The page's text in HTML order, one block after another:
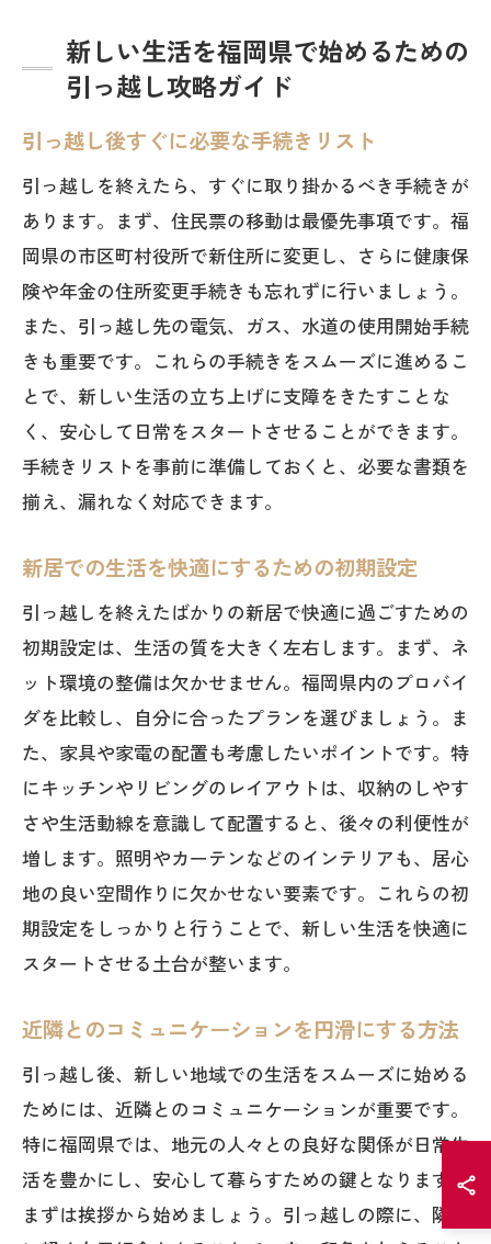
新しい生活を福岡県で始めるための
引っ越し攻略ガイド
引っ越し後すぐに必要な手続きリスト
引っ越しを終えたら、すぐに取り掛かるべき手続きが
あります。まず、住民票の移動は最優先事項です。福
岡県の市区町村役所で新住所に変更し、さらに健康保
険や年金の住所変更手続きも忘れずに行いましょう。
また、引っ越し先の電気、ガス、水道の使用開始手続
きも重要です。これらの手続きをスムーズに進めるこ
とで、新しい生活の立ち上げに支障をきたすことな
く、安心して日常をスタートさせることができます。
手続きリストを事前に準備しておくと、必要な書類を
揃え、漏れなく対応できます。
新居での生活を快適にするための初期設定
引っ越しを終えたばかりの新居で快適に過ごすための
初期設定は、生活の質を大きく左右します。まず、ネ
ット環境の整備は欠かせません。福岡県内のプロバイ
ダを比較し、自分に合ったプランを選びましょう。ま
た、家具や家電の配置も考慮したいポイントです。特
にキッチンやリビングのレイアウトは、収納のしやす
さや生活動線を意識して配置すると、後々の利便性が
増します。照明やカーテンなどのインテリアも、居心
地の良い空間作りに欠かせない要素です。これらの初
期設定をしっかりと行うことで、新しい生活を快適に
スタートさせる土台が整います。
近隣とのコミュニケーションを円滑にする方法
引っ越し後、新しい地域での生活をスムーズに始める
ためには、近隣とのコミュニケーションが重要です。
特に福岡県では、地元の人々との良好な関係が日常生
活を豊かにし、安心して暮らすための鍵となります。
まずは挨拶から始めましょう。引っ越しの際に、隣人